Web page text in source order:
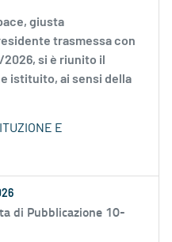
giusta
trasmessa con
2026, si è riunito il
istituito, ai sensi della
E
di Pubblicazione 10-